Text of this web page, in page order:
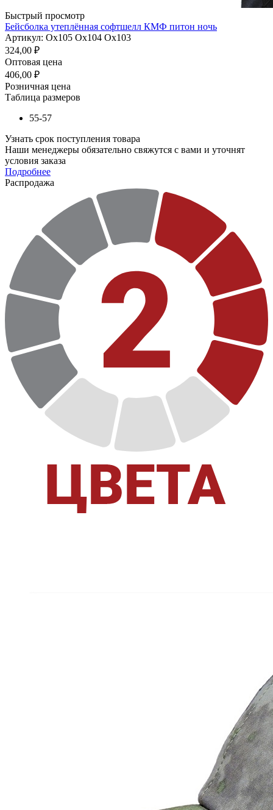
Быстрый просмотр
Бейсболка утеплённая софтшелл КМФ питон ночь
Артикул: Ох105 Ох104 Ох103
324,00 ₽
Оптовая цена
406,00 ₽
Розничная цена
Таблица размеров
55-57
Узнать срок поступления товара
Наши менеджеры обязательно свяжутся с вами и уточнят
условия заказа
Подробнее
Распродажа